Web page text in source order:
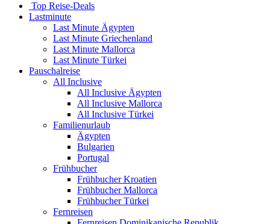
Top Reise-Deals
Lastminute
Last Minute Ägypten
Last Minute Griechenland
Last Minute Mallorca
Last Minute Türkei
Pauschalreise
All Inclusive
All Inclusive Ägypten
All Inclusive Mallorca
All Inclusive Türkei
Familienurlaub
Ägypten
Bulgarien
Portugal
Frühbucher
Frühbucher Kroatien
Frühbucher Mallorca
Frühbucher Türkei
Fernreisen